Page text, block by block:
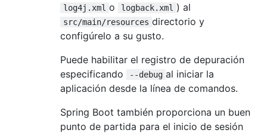
log4j.xml o logback.xml ) al
src/main/resources directorio y
configúrelo a su gusto.
Puede habilitar el registro de depuración
especificando
--debug al iniciar la
aplicación desde la línea de comandos.
Spring Boot también proporciona un buen
punto de partida para el inicio de sesión